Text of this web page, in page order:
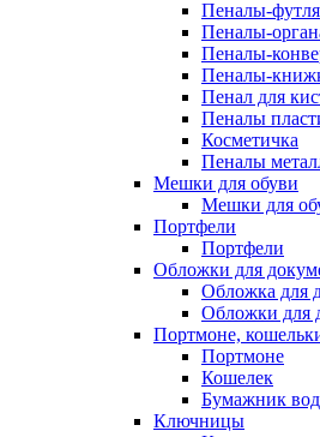
Пеналы-
Пеналы-
Пеналы-
Пеналы-
Пенал для
Пеналы
Косметичка
Пеналы
Мешки для обуви
Мешки для
Портфели
Портфели
Обложки для
Обложка для
Обложки для
Портмоне,
Портмоне
Кошелек
Бумажник
Ключницы